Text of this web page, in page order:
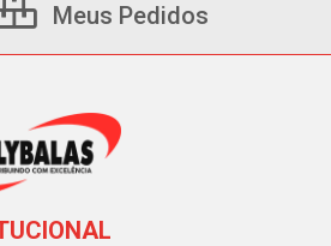
Meus Pedidos